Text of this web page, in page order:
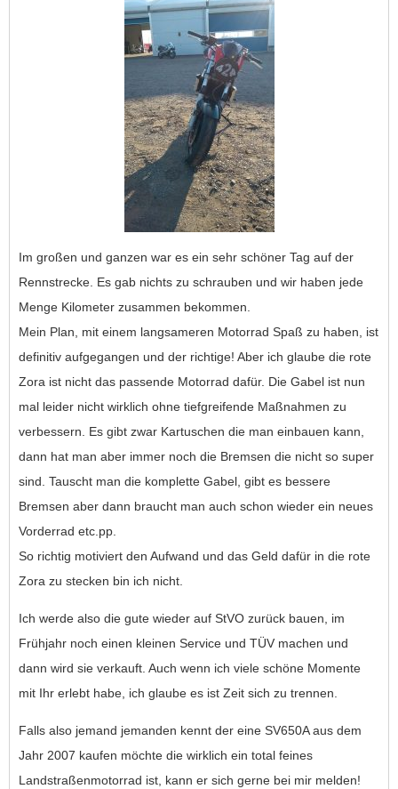
Im großen und ganzen war es ein sehr schöner Tag auf der
Rennstrecke. Es gab nichts zu schrauben und wir haben jede
Menge Kilometer zusammen bekommen.
Mein Plan, mit einem langsameren Motorrad Spaß zu haben, ist
definitiv aufgegangen und der richtige! Aber ich glaube die rote
Zora ist nicht das passende Motorrad dafür. Die Gabel ist nun
mal leider nicht wirklich ohne tiefgreifende Maßnahmen zu
verbessern. Es gibt zwar Kartuschen die man einbauen kann,
dann hat man aber immer noch die Bremsen die nicht so super
sind. Tauscht man die komplette Gabel, gibt es bessere
Bremsen aber dann braucht man auch schon wieder ein neues
Vorderrad etc.pp.
So richtig motiviert den Aufwand und das Geld dafür in die rote
Zora zu stecken bin ich nicht.
Ich werde also die gute wieder auf StVO zurück bauen, im
Frühjahr noch einen kleinen Service und TÜV machen und
dann wird sie verkauft. Auch wenn ich viele schöne Momente
mit Ihr erlebt habe, ich glaube es ist Zeit sich zu trennen.
Falls also jemand jemanden kennt der eine SV650A aus dem
Jahr 2007 kaufen möchte die wirklich ein total feines
Landstraßenmotorrad ist, kann er sich gerne bei mir melden!